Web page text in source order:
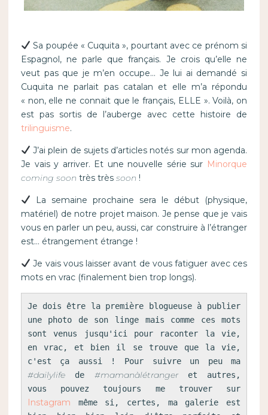
Sa poupée « Cuquita », pourtant avec ce prénom si
Espagnol, ne parle que français. Je crois qu’elle ne
veut pas que je m’en occupe… Je lui ai demandé si
Cuquita ne parlait pas catalan et elle m’a répondu
« non, elle ne connait que le français, ELLE ». Voilà, on
est pas sortis de l’auberge avec cette histoire de
trilinguisme.
J’ai plein de sujets d’articles notés sur mon agenda.
Je vais y arriver. Et une nouvelle série sur Minorque
coming soon très très soon !
La semaine prochaine sera le début (physique,
matériel) de notre projet maison. Je pense que je vais
vous en parler un peu, aussi, car construire à l’étranger
est… étrangement étrange !
Je vais vous laisser avant de vous fatiguer avec ces
mots en vrac (finalement bien trop longs).
Je dois être la première blogueuse à publier
une photo de son linge mais comme ces mots
sont venus jusqu'ici pour raconter la vie,
en vrac, et bien il se trouve que la vie,
#dailylife de #mamanàlétranger et autres,
Instagram même si, certes, ma galerie est